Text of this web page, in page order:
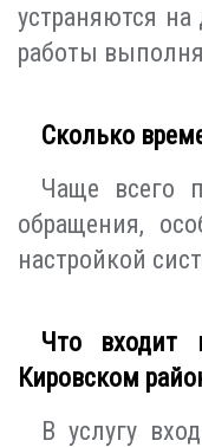
устраняются
работы
Сколько
Чаще всего
обращения,
настройкой
Что входит
Кировском
В услугу